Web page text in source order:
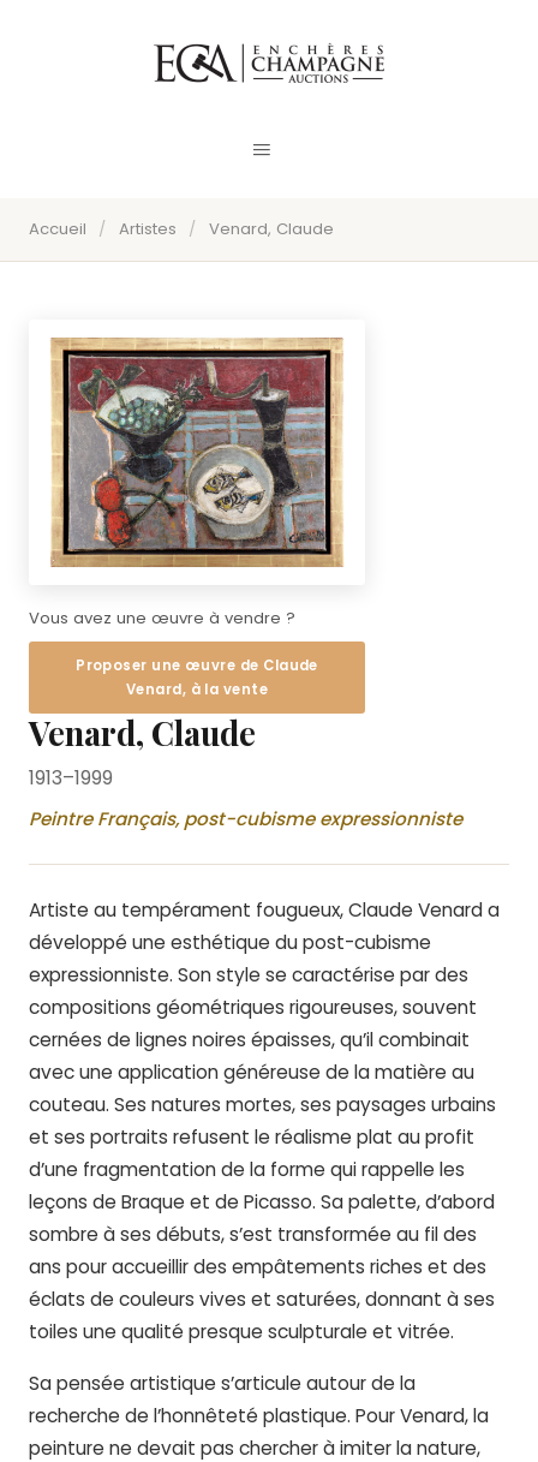
Accueil / Artistes / Venard, Claude
Vous avez une œuvre à vendre ?
Proposer une œuvre de Claude
Venard, à la vente
Venard, Claude
1913–1999
Peintre Français, post-cubisme expressionniste
Artiste au tempérament fougueux, Claude Venard a
développé une esthétique du post-cubisme
expressionniste. Son style se caractérise par des
compositions géométriques rigoureuses, souvent
cernées de lignes noires épaisses, qu’il combinait
avec une application généreuse de la matière au
couteau. Ses natures mortes, ses paysages urbains
et ses portraits refusent le réalisme plat au profit
d’une fragmentation de la forme qui rappelle les
leçons de Braque et de Picasso. Sa palette, d’abord
sombre à ses débuts, s’est transformée au fil des
ans pour accueillir des empâtements riches et des
éclats de couleurs vives et saturées, donnant à ses
toiles une qualité presque sculpturale et vitrée.
Sa pensée artistique s’articule autour de la
recherche de l’honnêteté plastique. Pour Venard, la
peinture ne devait pas chercher à imiter la nature,